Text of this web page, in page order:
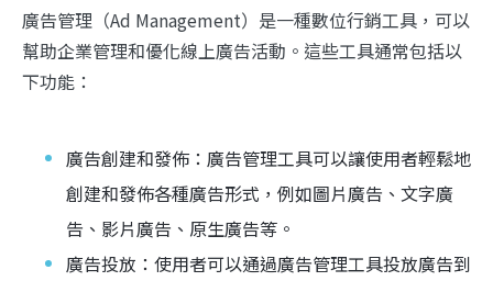
廣告管理（Ad Management）是一種數位行銷工具，可以
幫助企業管理和優化線上廣告活動。這些工具通常包括以
下功能：
廣告創建和發佈：廣告管理工具可以讓使用者輕鬆地
創建和發佈各種廣告形式，例如圖片廣告、文字廣
告、影片廣告、原生廣告等。
廣告投放：使用者可以通過廣告管理工具投放廣告到